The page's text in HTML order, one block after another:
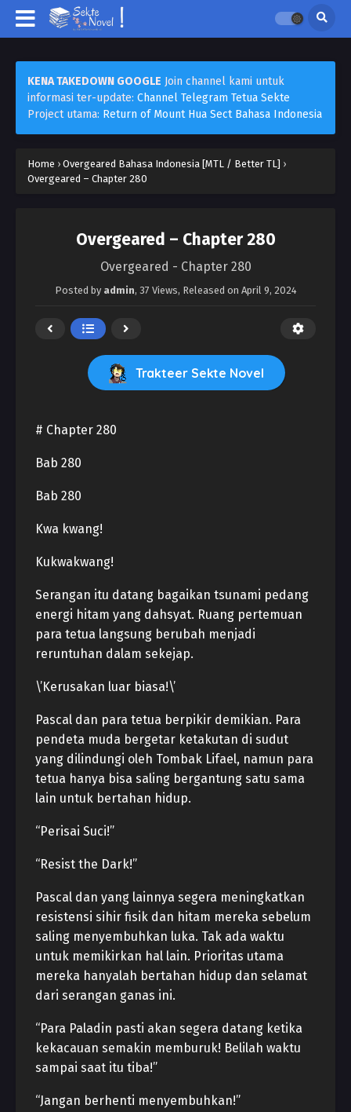
KENA TAKEDOWN GOOGLE Join channel kami untuk
informasi ter-update: Channel Telegram Tetua Sekte
Project utama: Return of Mount Hua Sect Bahasa Indonesia
Home › Overgeared Bahasa Indonesia [MTL / Better TL] ›
Overgeared – Chapter 280
Overgeared – Chapter 280
Overgeared - Chapter 280
Posted by admin, 37 Views, Released on April 9, 2024
Trakteer Sekte Novel
# Chapter 280
Bab 280
Bab 280
Kwa kwang!
Kukwakwang!
Serangan itu datang bagaikan tsunami pedang
energi hitam yang dahsyat. Ruang pertemuan
para tetua langsung berubah menjadi
reruntuhan dalam sekejap.
\’Kerusakan luar biasa!\’
Pascal dan para tetua berpikir demikian. Para
pendeta muda bergetar ketakutan di sudut
yang dilindungi oleh Tombak Lifael, namun para
tetua hanya bisa saling bergantung satu sama
lain untuk bertahan hidup.
“Perisai Suci!”
“Resist the Dark!”
Pascal dan yang lainnya segera meningkatkan
resistensi sihir fisik dan hitam mereka sebelum
saling menyembuhkan luka. Tak ada waktu
untuk memikirkan hal lain. Prioritas utama
mereka hanyalah bertahan hidup dan selamat
dari serangan ganas ini.
“Para Paladin pasti akan segera datang ketika
kekacauan semakin memburuk! Belilah waktu
sampai saat itu tiba!”
“Jangan berhenti menyembuhkan!”